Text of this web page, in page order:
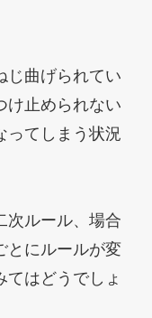
じ曲げられてい
け止められない
ってしまう状況
次ルール、場合
とにルールが変
はどうでしょ